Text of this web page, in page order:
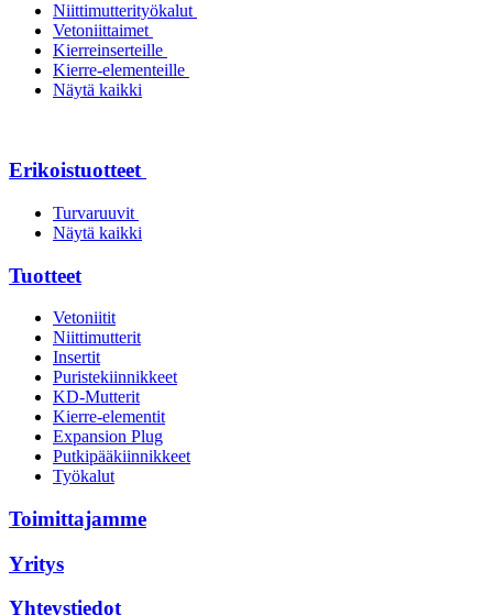
Niittimutterityökalut
Vetoniittaimet
Kierreinserteille
Kierre-elementeille
Näytä kaikki
Erikoistuotteet
Turvaruuvit
Näytä kaikki
Tuotteet
Vetoniitit
Niittimutterit
Insertit
Puristekiinnikkeet
KD-Mutterit
Kierre-elementit
Expansion Plug
Putkipääkiinnikkeet
Työkalut
Toimittajamme
Yritys
Yhteystiedot